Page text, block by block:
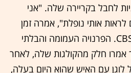
לחבל בקריירה שלה. "אני
אותי נופלת", אמרה זמן
קצר לאחר שהצטרפה ל־CBS. הפרנויה העמומה והבלתי
אמרו חלק מהקולגות שלה, לאחר
עם האיש שהוא היום בעלה,